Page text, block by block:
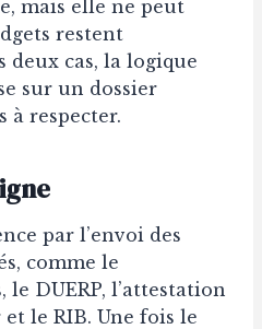
mais elle ne peut
restent
deux cas, la logique
sur un dossier
à respecter.
par l’envoi des
comme le
DUERP, l’attestation
le RIB. Une fois le